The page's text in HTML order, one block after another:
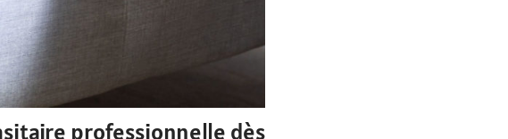
professionnelle dès